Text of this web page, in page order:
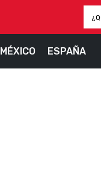
MÉXICO ESPAÑA